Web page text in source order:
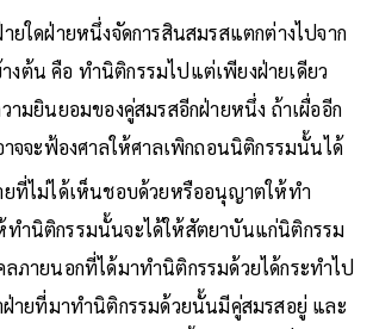
ยใดฝ่ายหนึ่งจัดการสินสมรสแตกต่างไปจาก
ต้น คือ ทำนิติกรรมไปแต่เพียงฝ่ายเดียว
ามยินยอมของคู่สมรสอีกฝ่ายหนึ่ง ถ้าเผื่ออีก
าจจะฟ้องศาลให้ศาลเพิกถอนนิติกรรมนั้นได้
ยที่ไม่ได้เห็นชอบด้วยหรืออนุญาตให้ทำ
ทำนิติกรรมนั้นจะได้ให้สัตยาบันแก่นิติกรรม
ภายนอกที่ได้มาทำนิติกรรมด้วยได้กระทำไป
ฝ่ายที่มาทำนิติกรรมด้วยนั้นมีคู่สมรสอยู่ และ